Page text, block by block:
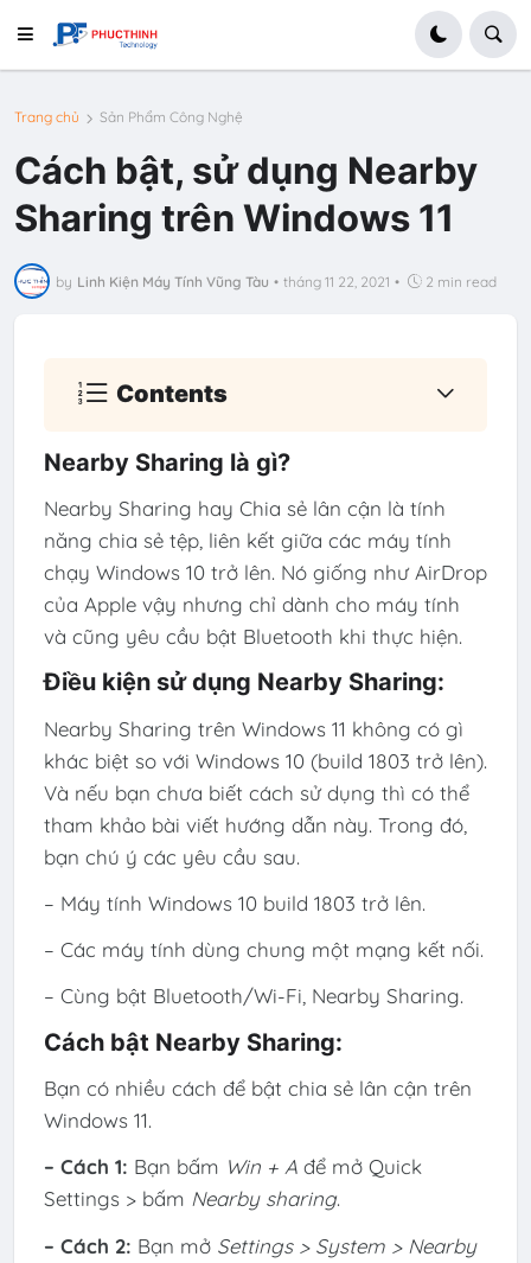
Trang chủ Sản Phẩm Công Nghệ
Cách bật, sử dụng Nearby
Sharing trên Windows 11
by Linh Kiện Máy Tính Vũng Tàu • tháng 11 22, 2021 • 2 min read
Contents
Nearby Sharing là gì?
Nearby Sharing hay Chia sẻ lân cận là tính
năng chia sẻ tệp, liên kết giữa các máy tính
chạy Windows 10 trở lên. Nó giống như AirDrop
của Apple vậy nhưng chỉ dành cho máy tính
và cũng yêu cầu bật Bluetooth khi thực hiện.
Điều kiện sử dụng Nearby Sharing:
Nearby Sharing trên Windows 11 không có gì
khác biệt so với Windows 10 (build 1803 trở lên).
Và nếu bạn chưa biết cách sử dụng thì có thể
tham khảo bài viết hướng dẫn này. Trong đó,
bạn chú ý các yêu cầu sau.
– Máy tính Windows 10 build 1803 trở lên.
– Các máy tính dùng chung một mạng kết nối.
– Cùng bật Bluetooth/Wi-Fi, Nearby Sharing.
Cách bật Nearby Sharing:
Bạn có nhiều cách để bật chia sẻ lân cận trên
Windows 11.
– Cách 1: Bạn bấm Win + Ađể mở Quick
Settings > bấm Nearby sharing.
– Cách 2: Bạn mở Settings > System > Nearby